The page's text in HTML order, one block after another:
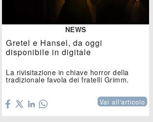
NEWS
Gretel e Hansel, da oggi
disponibile in digitale
La rivisitazione in chiave horror della
tradizionale favola dei fratelli Grimm.
Vai all'articolo